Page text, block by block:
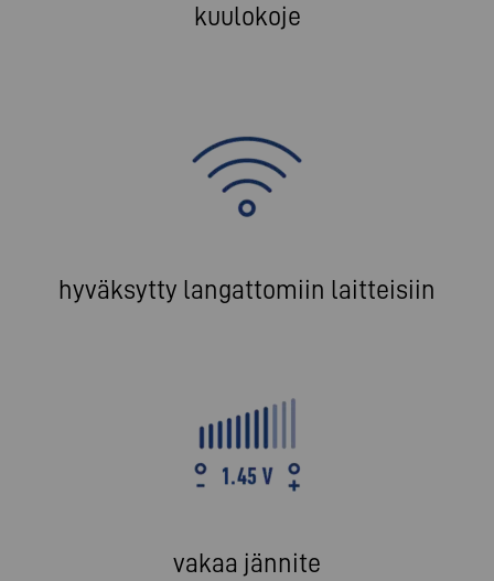
kuulokoje
hyväksytty langattomiin laitteisiin
vakaa jännite